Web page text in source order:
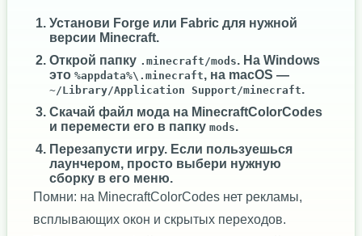
Установи Forge или Fabric для нужной
версии Minecraft.
Открой папку .minecraft/mods. На Windows
это %appdata%\.minecraft, на macOS —
~/Library/Application Support/minecraft.
Скачай файл мода на MinecraftColorCodes
и перемести его в папку mods.
Перезапусти игру. Если пользуешься
лаунчером, просто выбери нужную
сборку в его меню.
Помни: на MinecraftColorCodes нет рекламы,
всплывающих окон и скрытых переходов.